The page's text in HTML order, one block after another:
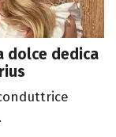
dolce dedica